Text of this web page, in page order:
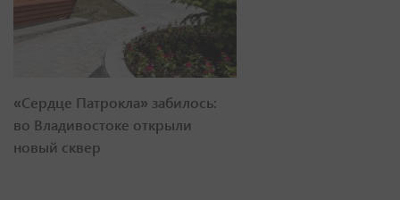
«Сердце Патрокла» забилось:
во Владивостоке открыли
новый сквер